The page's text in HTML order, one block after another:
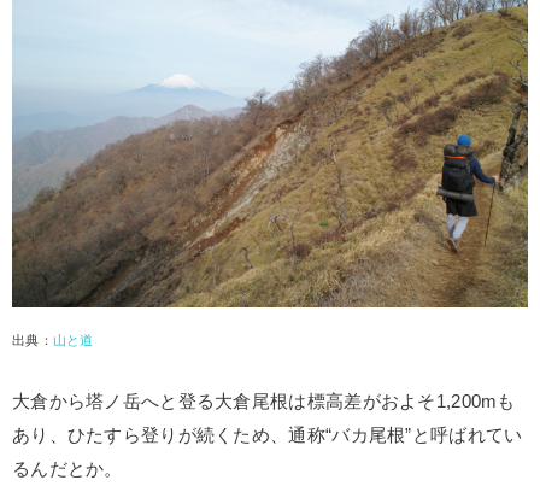
出典： 山と道
大倉から塔ノ岳へと登る大倉尾根は標高差がおよそ1,200mも
あり、ひたすら登りが続くため、通称“バカ尾根”と呼ばれてい
るんだとか。